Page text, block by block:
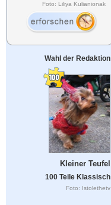
Foto: Liliya Kulianionak
Wahl der Redaktion
Kleiner Teufel
100 Teile Klassisch
Foto: Istolethetv